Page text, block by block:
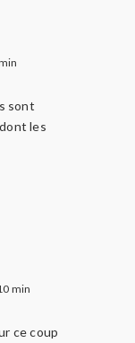
sont
les
min
ce coup